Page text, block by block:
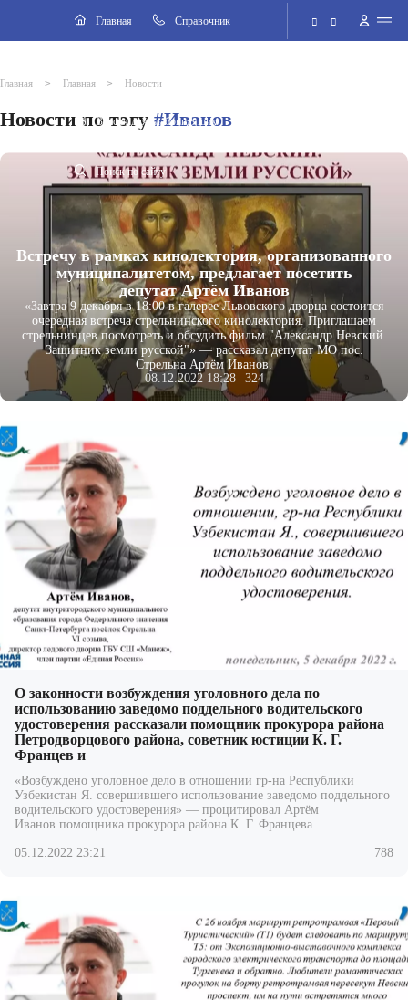
Главная Cправочник
Версия для слабовидящих
Поиск по сайту
Главная > Главная > Новости
Новости по тэгу #Иванов
Встречу в рамках кинолектория, организованного
муниципалитетом, предлагает посетить
депутат Артём Иванов
«Завтра 9 декабря в 18:00 в галерее Львовского дворца состоится
очередная встреча стрельнинского кинолектория. Приглашаем
стрельнинцев посмотреть и обсудить фильм "Александр Невский.
Защитник земли русской"» — рассказал депутат МО пос.
Стрельна Артём Иванов.
08.12.2022 18:28
324
О законности возбуждения уголовного дела по
использованию заведомо поддельного водительского
удостоверения рассказали помощник прокурора района
Петродворцового района, советник юстиции К. Г.
Францев и
«Возбуждено уголовное дело в отношении гр-на Республики
Узбекистан Я. совершившего использование заведомо поддельного
водительского удостоверения» — процитировал Артём
Иванов помощника прокурора района К. Г. Францева.
05.12.2022 23:21 788